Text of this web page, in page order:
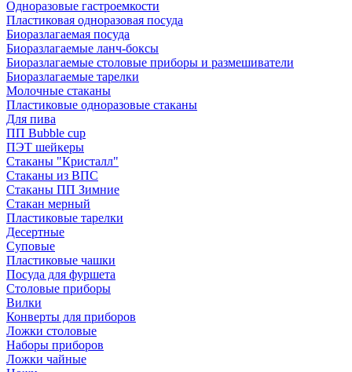
Одноразовые гастроемкости
Пластиковая одноразовая посуда
Биоразлагаемая посуда
Биоразлагаемые ланч-боксы
Биоразлагаемые столовые приборы и размешиватели
Биоразлагаемые тарелки
Молочные стаканы
Пластиковые одноразовые стаканы
Для пива
ПП Bubble cup
ПЭТ шейкеры
Стаканы "Кристалл"
Стаканы из ВПС
Стаканы ПП Зимние
Стакан мерный
Пластиковые тарелки
Десертные
Суповые
Пластиковые чашки
Посуда для фуршета
Столовые приборы
Вилки
Конверты для приборов
Ложки столовые
Наборы приборов
Ложки чайные